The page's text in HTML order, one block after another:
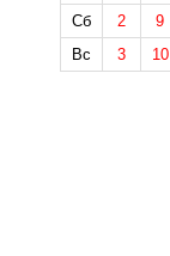
Сб
2 9
Вс
3 10